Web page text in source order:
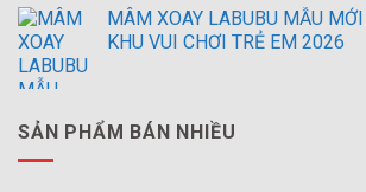
MÂM XOAY LABUBU MẪU
KHU VUI CHƠI TRẺ EM 2026
SẢN PHẨM BÁN NHIỀU